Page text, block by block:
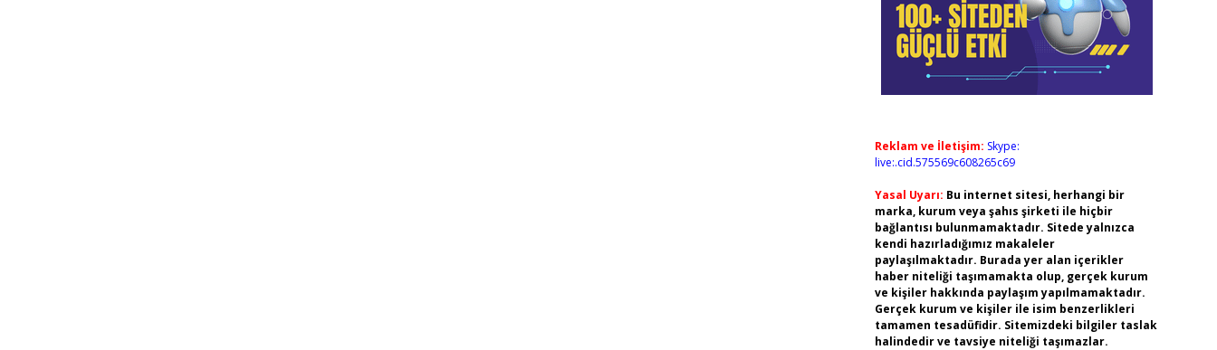
Reklam ve İletişim: Skype:
live:.cid.575569c608265c69
Yasal Uyarı: Bu internet sitesi, herhangi bir
marka, kurum veya şahıs şirketi ile hiçbir
bağlantısı bulunmamaktadır. Sitede yalnızca
kendi hazırladığımız makaleler
paylaşılmaktadır. Burada yer alan içerikler
haber niteliği taşımamakta olup, gerçek kurum
ve kişiler hakkında paylaşım yapılmamaktadır.
Gerçek kurum ve kişiler ile isim benzerlikleri
tamamen tesadüfidir. Sitemizdeki bilgiler taslak
halindedir ve tavsiye niteliği taşımazlar.